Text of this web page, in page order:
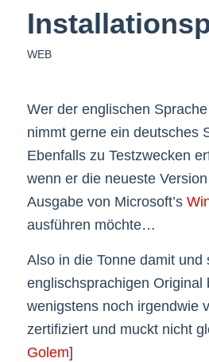
WEB
Wer der englischen
nimmt gerne ein deutsches
Ebenfalls zu Testzwecken
wenn er die neueste
Ausgabe von Microsoft’s
ausführen möchte…
Also in die Tonne damit und
englischsprachigen Original
wenigstens noch irgendwie
zertifiziert und muckt nicht
Golem]